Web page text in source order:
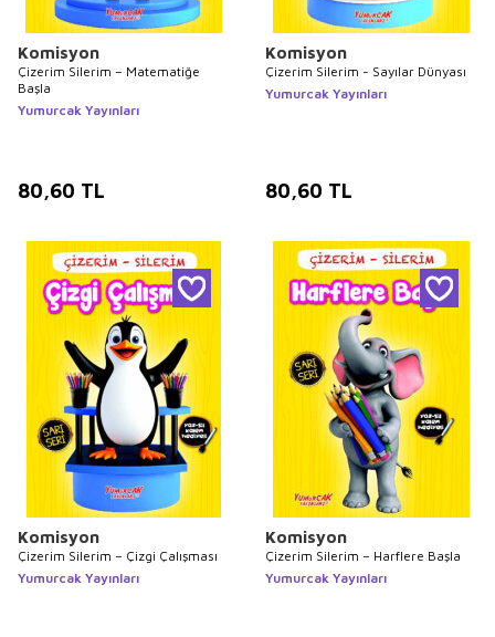
Komisyon
Çizerim Silerim – Matematiğe
Başla
Yumurcak Yayınları
80,60 TL
Komisyon
Çizerim Silerim - Sayılar Dünyası
Yumurcak Yayınları
80,60 TL
Komisyon
Çizerim Silerim – Çizgi Çalışması
Yumurcak Yayınları
Komisyon
Çizerim Silerim – Harflere Başla
Yumurcak Yayınları